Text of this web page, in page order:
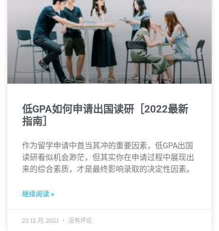
低GPA如何申请出国读研［2022最新
指南］
作为留学申请中首当其冲的重要因素，低GPA出国
读研看似机会渺茫，但其实你在申请过程中展现出
来的综合素质，才是最终影响录取的决定性因素。
继续阅读 »
22 12 月, 2021 没有评论